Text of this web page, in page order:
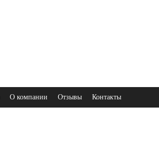
О компании Отзывы Контакты